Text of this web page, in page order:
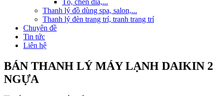
Tô, chén dĩa,...
Thanh lý đồ dùng spa, salon,...
Thanh lý đèn trang trí, tranh trang trí
Chuyên đề
Tin tức
Liên hệ
BÁN THANH LÝ MÁY LẠNH DAIKIN 2
NGỰA